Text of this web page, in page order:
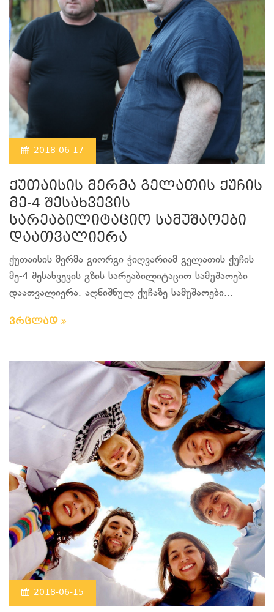
2018-06-17
ქუთაისის მერმა გელათის ქუჩის
მე-4 შესახვევის
სარეაბილიტაციო სამუშაოები
დაათვალიერა
ქუთაისის მერმა გიორგი ჭიღვარიამ გელათის ქუჩის
მე-4 შესახვევის გზის სარეაბილიტაციო სამუშაოები
დაათვალიერა. აღნიშნულ ქუჩაზე სამუშაოები...
ვრცლად
2018-06-15